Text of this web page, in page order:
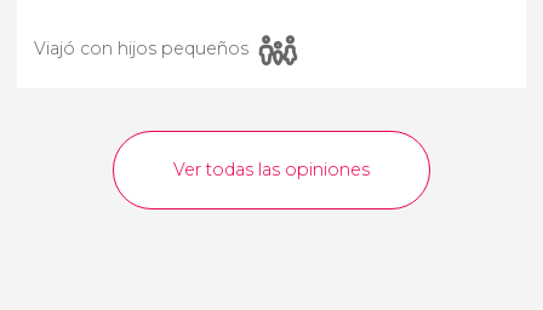
Viajó con hijos pequeños
Ver todas las opiniones